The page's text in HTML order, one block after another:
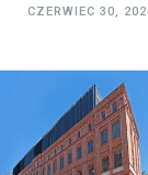
CZERWIEC 30,